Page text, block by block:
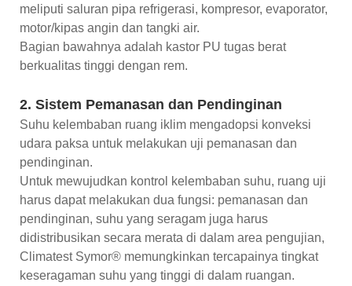
meliputi saluran pipa refrigerasi, kompresor, evaporator,
motor/kipas angin dan tangki air.
Bagian bawahnya adalah kastor PU tugas berat
berkualitas tinggi dengan rem.
2. Sistem Pemanasan dan Pendinginan
Suhu kelembaban ruang iklim mengadopsi konveksi
udara paksa untuk melakukan uji pemanasan dan
pendinginan.
Untuk mewujudkan kontrol kelembaban suhu, ruang uji
harus dapat melakukan dua fungsi: pemanasan dan
pendinginan, suhu yang seragam juga harus
didistribusikan secara merata di dalam area pengujian,
Climatest Symor® memungkinkan tercapainya tingkat
keseragaman suhu yang tinggi di dalam ruangan.